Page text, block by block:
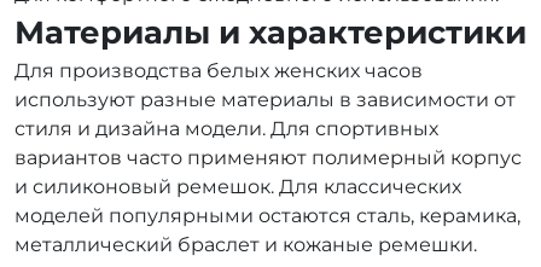
Материалы и характеристики
Для производства белых женских часов
используют разные материалы в зависимости от
стиля и дизайна модели. Для спортивных
вариантов часто применяют полимерный корпус
и силиконовый ремешок. Для классических
моделей популярными остаются сталь, керамика,
металлический браслет и кожаные ремешки.